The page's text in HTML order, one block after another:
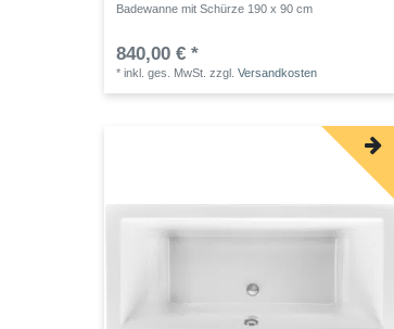
Badewanne mit Schürze 190 x 90 cm
840,00 € *
*inkl. ges. MwSt. zzgl.Versandkosten